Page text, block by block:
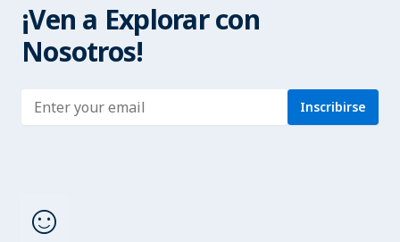
¡Ven a Explorar con
Nosotros!
Enter address Inscribirse
sentiment_satisfied